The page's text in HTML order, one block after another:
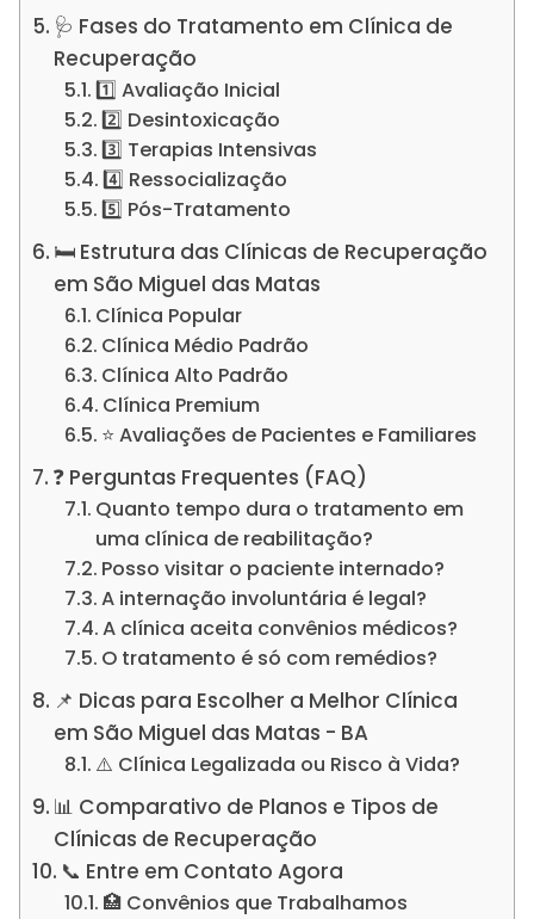
🩺 Fases do Tratamento em Clínica de
Recuperação
1️⃣ Avaliação Inicial
2️⃣ Desintoxicação
3️⃣ Terapias Intensivas
4️⃣ Ressocialização
5️⃣ Pós-Tratamento
🛏️ Estrutura das Clínicas de Recuperação
em São Miguel das Matas
Clínica Popular
Clínica Médio Padrão
Clínica Alto Padrão
Clínica Premium
⭐ Avaliações de Pacientes e Familiares
❓ Perguntas Frequentes (FAQ)
Quanto tempo dura o tratamento em
uma clínica de reabilitação?
Posso visitar o paciente internado?
A internação involuntária é legal?
A clínica aceita convênios médicos?
O tratamento é só com remédios?
📌 Dicas para Escolher a Melhor Clínica
em São Miguel das Matas - BA
⚠️ Clínica Legalizada ou Risco à Vida?
📊 Comparativo de Planos e Tipos de
Clínicas de Recuperação
📞 Entre em Contato Agora
🏥 Convênios que Trabalhamos